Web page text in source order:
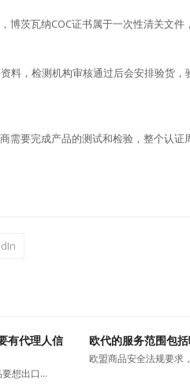
博茨瓦纳COC证书属于一次性清关文件
料，检测机构审核通过后会安排验货，
需要完成产品的测试和检验，整个认证
有代理人信
要想出口…
欧代的服务范围包括
欧盟商品安全法规要求